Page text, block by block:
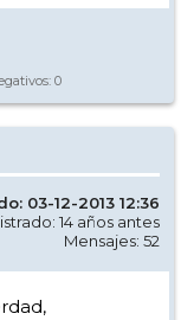
0
03-12-2013 12:36
14 años antes
Mensajes: 52